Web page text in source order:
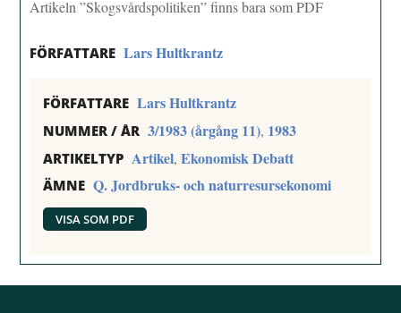
Artikeln ”Skogsvårdspolitiken” finns bara som PDF
FÖRFATTARE Lars Hultkrantz
FÖRFATTARE Lars Hultkrantz
NUMMER / ÅR 3/1983 (årgång 11), 1983
ARTIKELTYP Artikel,Ekonomisk Debatt
ÄMNE Q. Jordbruks- och naturresursekonomi
VISA SOM PDF